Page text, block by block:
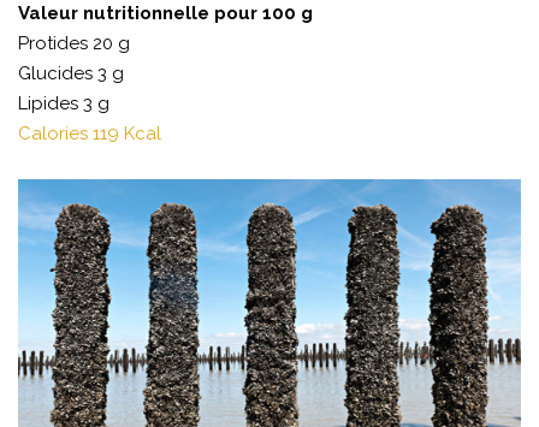
Valeur nutritionnelle pour 100 g
Protides 20 g
Glucides 3 g
Lipides 3 g
Calories 119 Kcal